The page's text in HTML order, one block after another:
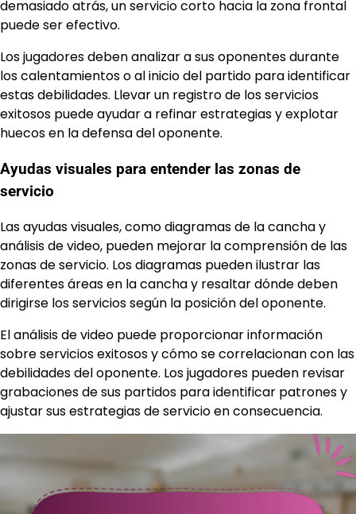
demasiado atrás, un servicio corto hacia la zona frontal
puede ser efectivo.
Los jugadores deben analizar a sus oponentes durante
los calentamientos o al inicio del partido para identificar
estas debilidades. Llevar un registro de los servicios
exitosos puede ayudar a refinar estrategias y explotar
huecos en la defensa del oponente.
Ayudas visuales para entender las zonas de
servicio
Las ayudas visuales, como diagramas de la cancha y
análisis de video, pueden mejorar la comprensión de las
zonas de servicio. Los diagramas pueden ilustrar las
diferentes áreas en la cancha y resaltar dónde deben
dirigirse los servicios según la posición del oponente.
El análisis de video puede proporcionar información
sobre servicios exitosos y cómo se correlacionan con las
debilidades del oponente. Los jugadores pueden revisar
grabaciones de sus partidos para identificar patrones y
ajustar sus estrategias de servicio en consecuencia.